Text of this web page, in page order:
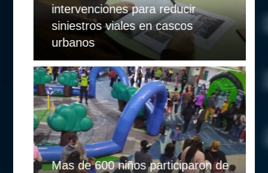
intervenciones para reducir
siniestros viales en cascos
urbanos
Mas de 600 niños participaron de